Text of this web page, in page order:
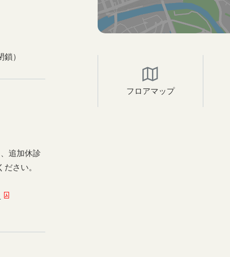
）
追加休診
さい。
フロアマップ